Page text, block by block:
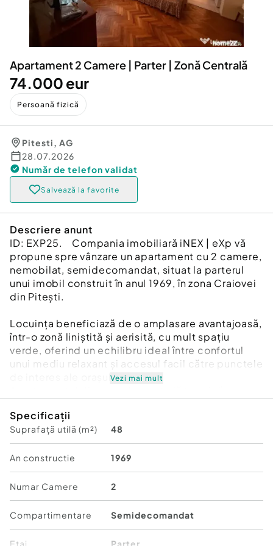
Servicii
Animale de companie
Afaceri și echipamente profesionale
Inchiriere Bunuri si Vehicule
Utilaje agricole si industriale
Piese auto si accesorii
Apartament 2 Camere | Parter | Zonă Centrală
74.000 eur
Persoană fizică
Pitesti, AG
28.07.2026
Număr de telefon validat
Salvează la favorite
Descriere anunt
ID: EXP25. Compania imobiliară iNEX | eXp vă
propune spre vânzare un apartament cu 2 camere,
nemobilat, semidecomandat, situat la parterul
unui imobil construit în anul 1969, în zona Craiovei
din Pitești.
Locuința beneficiază de o amplasare avantajoasă,
într-o zonă liniștită și aerisită, cu mult spațiu
verde, oferind un echilibru ideal între confortul
unui mediu relaxant și accesul facil către punctele
de interes ale orașului.
condiționat nou, precum și calorifere recent
înlocuite, asigurând un confort termic sporit. De
asemenea, beneficiază de balcon închis cu
tâmplărie PVC și geam termopan.
Imobilul necesită renovare, oferind astfel viitorului
proprietar posibilitatea de a-l amenaja și
personaliza după propriul gust și necesități.
Mentioneaza cand ne suni: ID: EXP2522 si site-ul
Vezi mai mult
Specificații
Suprafață utilă (m²) 48
An constructie 1969
Numar Camere 2
Compartimentare Semidecomandat
Etaj Parter